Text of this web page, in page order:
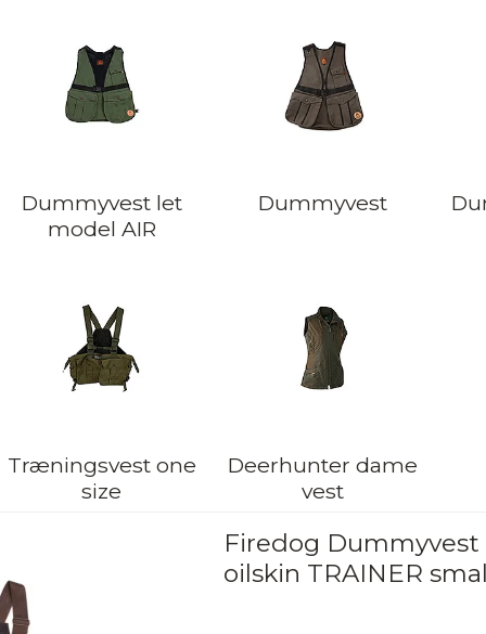
Dummyvest let
model AIR
Dummyvest
Træningsvest one
size
Deerhunter dame
vest
Firedog Dummyvest
oilskin TRAINER